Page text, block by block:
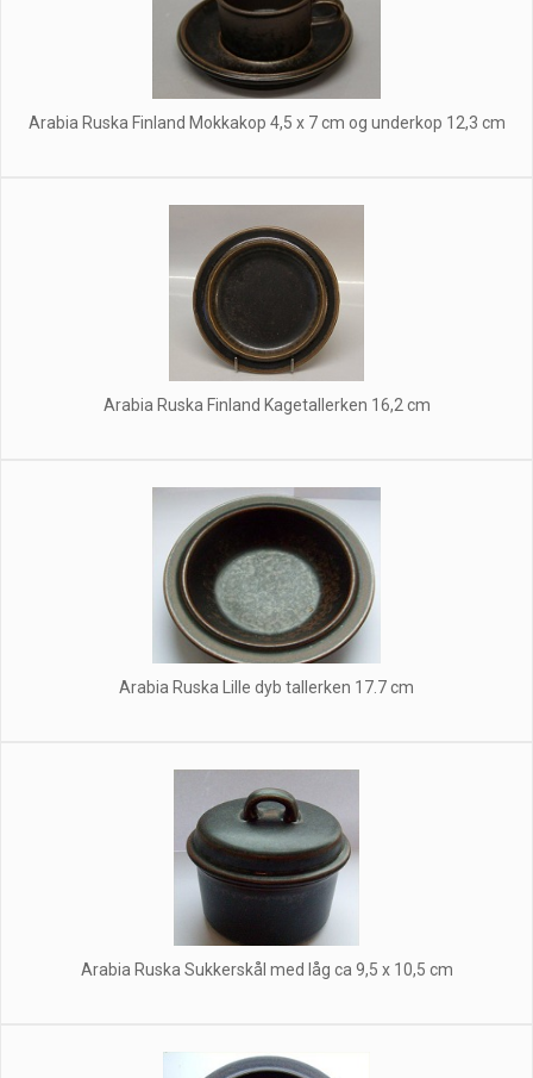
Arabia Ruska Finland Mokkakop 4,5 x 7 cm og underkop 12,3 cm
Arabia Ruska Finland Kagetallerken 16,2 cm
Arabia Ruska Lille dyb tallerken 17.7 cm
Arabia Ruska Sukkerskål med låg ca 9,5 x 10,5 cm